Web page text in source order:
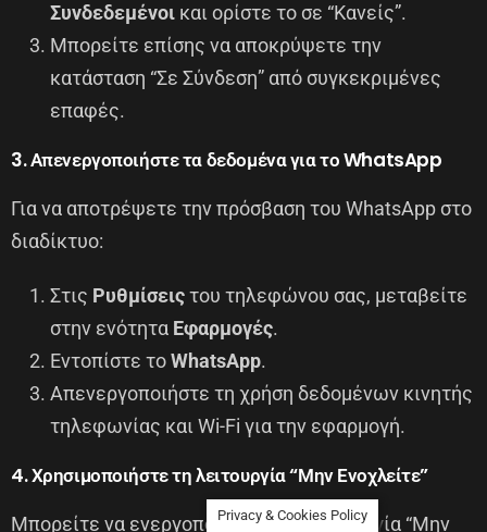
Συνδεδεμένοι και ορίστε το σε “Κανείς”.
Μπορείτε επίσης να αποκρύψετε την
κατάσταση “Σε Σύνδεση” από συγκεκριμένες
επαφές.
3. Απενεργοποιήστε τα δεδομένα για το WhatsApp
Για να αποτρέψετε την πρόσβαση του WhatsApp στο
διαδίκτυο:
Στις Ρυθμίσειςτου τηλεφώνου σας, μεταβείτε
στην ενότητα Εφαρμογές.
Εντοπίστε τοWhatsApp.
Απενεργοποιήστε τη χρήση δεδομένων κινητής
τηλεφωνίας και Wi-Fi για την εφαρμογή.
4. Χρησιμοποιήστε τη λειτουργία “Μην Ενοχλείτε”
Μπορείτε να ενεργοποιήσετε τη λειτουργία “Μην
Privacy & Cookies Policy